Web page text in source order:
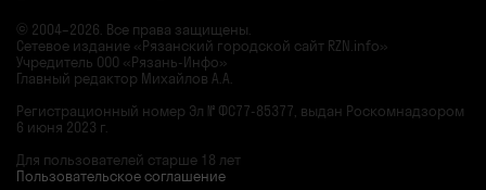
© 2004–2026. Все права защищены.
Сетевое издание «Рязанский городской сайт RZN.info»
Учредитель ООО «Рязань-Инфо»
Главный редактор Михайлов А.А.
Регистрационный номер Эл № ФС77-85377, выдан Роскомнадзором
6 июня 2023 г.
Для пользователей старше 18 лет
Пользовательское соглашение